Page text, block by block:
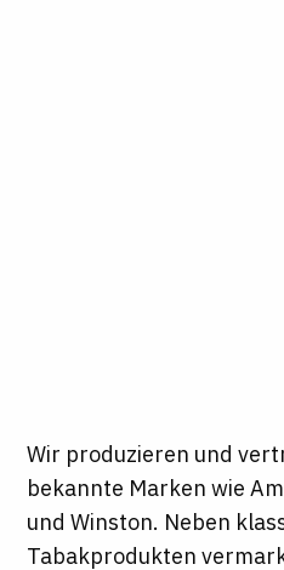
Wir produzieren und
bekannte Marken wie
und Winston. Neben
Tabakprodukten